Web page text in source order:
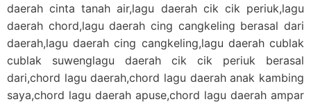
daerah cinta tanah air,lagu daerah cik cik periuk,lagu
daerah chord,lagu daerah cing cangkeling berasal dari
daerah,lagu daerah cing cangkeling,lagu daerah cublak
cublak suwenglagu daerah cik cik periuk berasal
dari,chord lagu daerah,chord lagu daerah anak kambing
saya,chord lagu daerah apuse,chord lagu daerah ampar